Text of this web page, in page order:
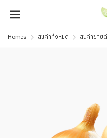
Homes สินค้าทั้งหมด สินค้าขายดี